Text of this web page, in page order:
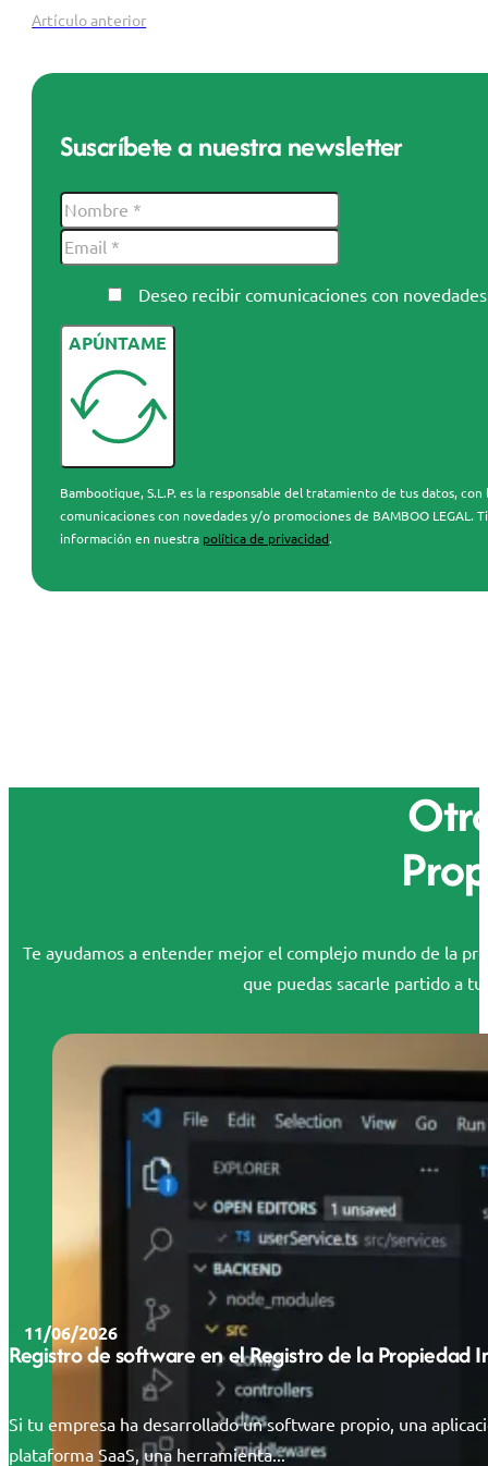
Artículo anterior
Suscríbete a nuestra newsletter
Deseo recibir comunicaciones con
APÚNTAME
Bambootique, S.L.P. es la responsable del tratamiento de tus datos,
comunicaciones con novedades y/o promociones de BAMBOO
información en nuestra política de privacidad.
Te ayudamos a entender mejor el complejo mundo de la
que puedas sacarle partido a
11/06/2026
Registro de software en el Registro de la
Si tu empresa ha desarrollado un software propio, una
plataforma SaaS, una herramienta...